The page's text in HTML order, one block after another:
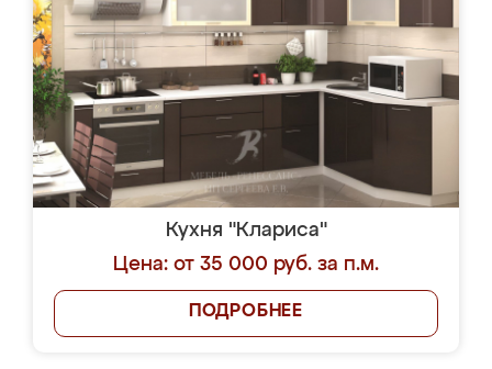
Кухня "Клариса"
Цена: от 35 000 руб. за п.м.
ПОДРОБНЕЕ